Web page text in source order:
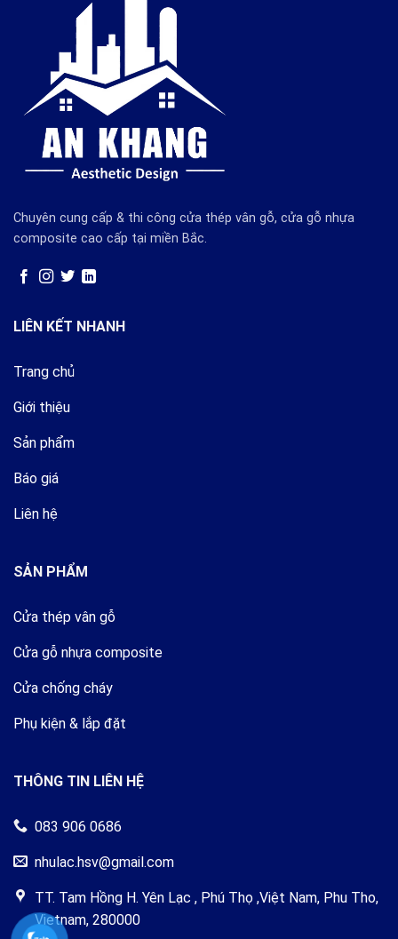
Chuyên cung cấp & thi công cửa thép vân gỗ, cửa gỗ nhựa
composite cao cấp tại miền Bắc.
LIÊN KẾT NHANH
Trang chủ
Giới thiệu
Sản phẩm
Báo giá
Liên hệ
SẢN PHẨM
Cửa thép vân gỗ
Cửa gỗ nhựa composite
Cửa chống cháy
Phụ kiện & lắp đặt
THÔNG TIN LIÊN HỆ
083 906 0686
nhulac.hsv@gmail.com
TT. Tam Hồng H. Yên Lạc , Phú Thọ ,Việt Nam, Phu Tho,
Vietnam, 280000